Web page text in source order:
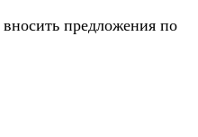
предложения по